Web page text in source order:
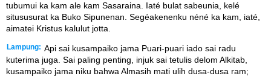
tubumui ka kam ale kam Sasaraina. Iaté bulat sabeunia, kelé
sitususurat ka Buko Sipunenan. Segéakenenku néné ka kam, iaté,
aimatei Kristus kalulut jotta.
Lampung: Api sai kusampaiko jama Puari-puari iado sai radu
kuterima juga. Sai paling penting, injuk sai tetulis delom Alkitab,
kusampaiko jama niku bahwa Almasih mati ulih dusa-dusa ram;